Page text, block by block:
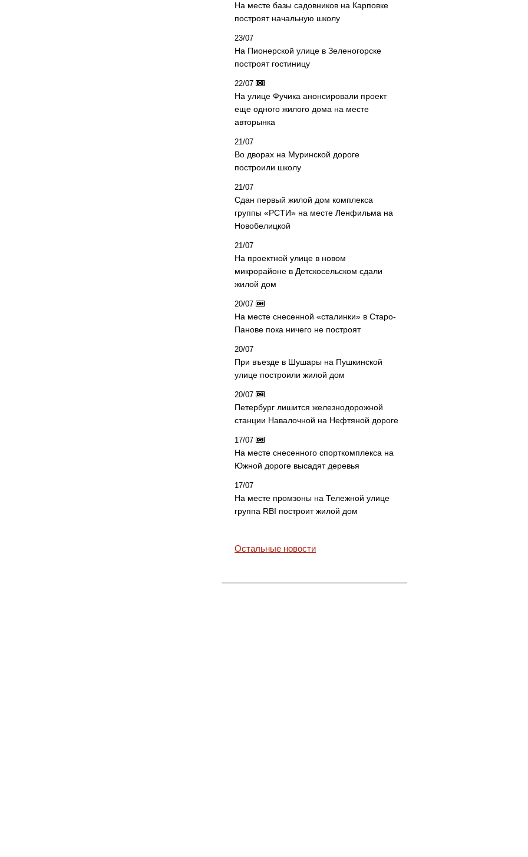
На месте базы садовников на Карповке
построят начальную школу
23/07
На Пионерской улице в Зеленогорске
построят гостиницу
22/07
На улице Фучика анонсировали проект
еще одного жилого дома на месте
авторынка
21/07
Во дворах на Муринской дороге
построили школу
21/07
Сдан первый жилой дом комплекса
группы «РСТИ» на месте Ленфильма на
Новобелицкой
21/07
На проектной улице в новом
микрорайоне в Детскосельском сдали
жилой дом
20/07
На месте снесенной «сталинки» в Старо-
Панове пока ничего не построят
20/07
При въезде в Шушары на Пушкинской
улице построили жилой дом
20/07
Петербург лишится железнодорожной
станции Навалочной на Нефтяной дороге
17/07
На месте снесенного спорткомплекса на
Южной дороге высадят деревья
17/07
На месте промзоны на Тележной улице
группа RBI построит жилой дом
Остальные новости